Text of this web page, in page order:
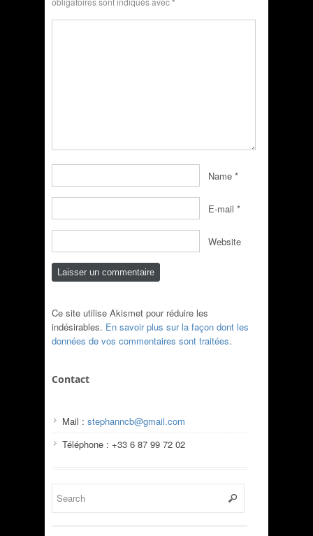
Name *
E-mail *
Website
Ce site utilise Akismet pour réduire les
indésirables. En savoir plus sur la façon dont les
données de vos commentaires sont traitées.
Contact
Mail : stephanncb@gmail.com
Téléphone : +33 6 87 99 72 02